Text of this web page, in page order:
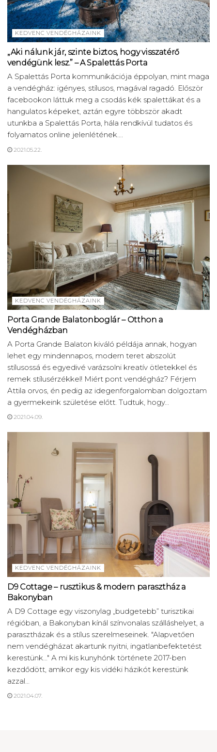
KEDVENC VENDÉGHÁZAINK
„Aki nálunk jár, szinte biztos, hogy visszatérő
vendégünk lesz.” – A Spalettás Porta
A Spalettás Porta kommunikációja éppolyan, mint maga
a vendégház: igényes, stílusos, magával ragadó. Először
facebookon láttuk meg a csodás kék spalettákat és a
hangulatos képeket, aztán egyre többször akadt
utunkba a Spalettás Porta, hála rendkívül tudatos és
folyamatos online jelenlétének....
2021.05.22.
KEDVENC VENDÉGHÁZAINK
Porta Grande Balatonboglár – Otthon a
Vendégházban
A Porta Grande Balaton kiváló példája annak, hogyan
lehet egy mindennapos, modern teret abszolút
stílusossá és egyedivé varázsolni kreatív ötletekkel és
remek stílusérzékkel! Miért pont vendégház? Férjem
Attila orvos, én pedig az idegenforgalomban dolgoztam
a gyermekeink születése előtt. Tudtuk, hogy...
2021.04.09.
KEDVENC VENDÉGHÁZAINK
D9 Cottage – rusztikus & modern parasztház a
Bakonyban
A D9 Cottage egy viszonylag „budgetebb” turisztikai
régióban, a Bakonyban kínál színvonalas szálláshelyet, a
parasztházak és a stílus szerelmeseinek. "Alapvetően
nem vendégházat akartunk nyitni, ingatlanbefektetést
kerestünk..." A mi kis kunyhónk története 2017-ben
kezdődött, amikor egy kis vidéki házikót kerestünk
azzal...
2021.04.07.